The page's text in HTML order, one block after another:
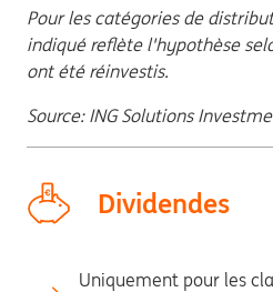
Pour les catégories de
indiqué reflète l'hypothèse
ont été réinvestis.
Source: ING Solutions
Dividendes
Uniquement pour les